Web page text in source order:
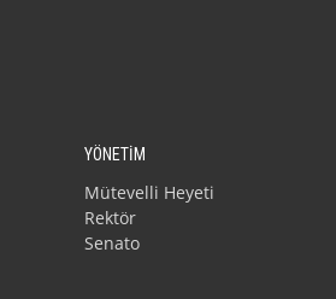
YÖNETİM
Mütevelli Heyeti
Rektör
Senato